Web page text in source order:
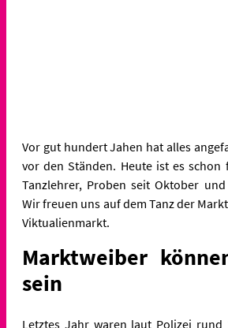
Vor gut hundert Jahen hat alles
vor den Ständen. Heute ist es
Tanzlehrer, Proben seit Oktober
Wir freuen uns auf dem Tanz der
Viktualienmarkt.
Marktweiber
sein
Letztes Jahr waren laut Polizei rund